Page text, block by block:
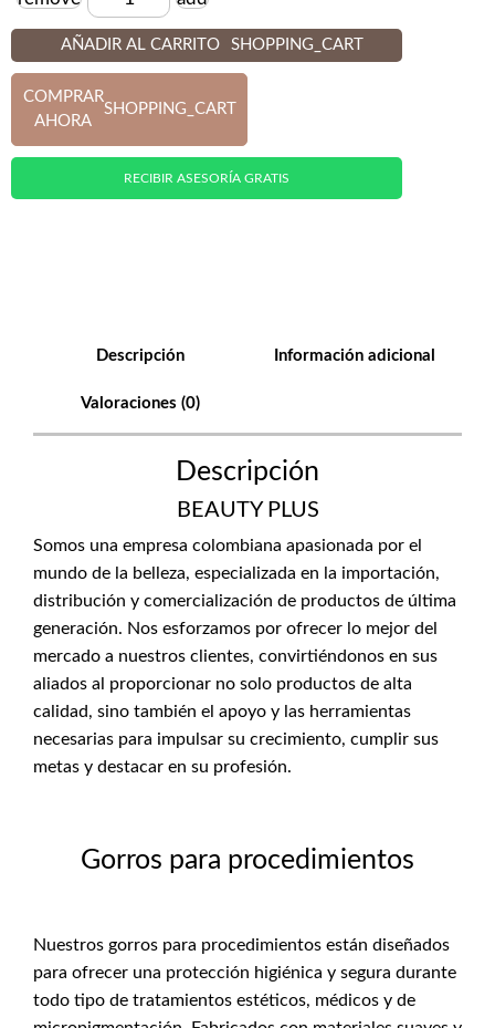
Cantidad
AÑADIR AL CARRITO SHOPPING_CART
COMPRAR
AHORA
SHOPPING_CART
RECIBIR ASESORÍA GRATIS
Descripción Información adicional
Valoraciones (0)
Descripción
BEAUTY PLUS
Somos una empresa colombiana apasionada por el
mundo de la belleza, especializada en la importación,
distribución y comercialización de productos de última
generación. Nos esforzamos por ofrecer lo mejor del
mercado a nuestros clientes, convirtiéndonos en sus
aliados al proporcionar no solo productos de alta
calidad, sino también el apoyo y las herramientas
necesarias para impulsar su crecimiento, cumplir sus
metas y destacar en su profesión.
Gorros para procedimientos
Nuestros gorros para procedimientos están diseñados
para ofrecer una protección higiénica y segura durante
todo tipo de tratamientos estéticos, médicos y de